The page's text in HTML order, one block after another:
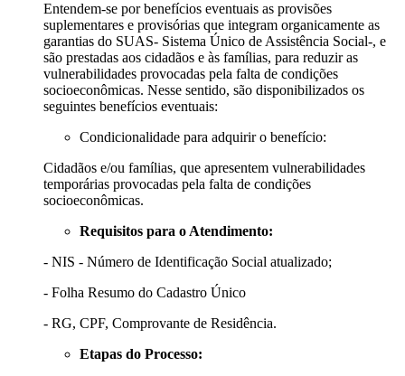
Entendem-se por benefícios eventuais as provisões
suplementares e provisórias que integram organicamente as
garantias do SUAS- Sistema Único de Assistência Social-, e
são prestadas aos cidadãos e às famílias, para reduzir as
vulnerabilidades provocadas pela falta de condições
socioeconômicas. Nesse sentido, são disponibilizados os
seguintes benefícios eventuais:
Condicionalidade para adquirir o benefício:
Cidadãos e/ou famílias, que apresentem vulnerabilidades
temporárias provocadas pela falta de condições
socioeconômicas.
Requisitos para o Atendimento:
- NIS - Número de Identificação Social atualizado;
- Folha Resumo do Cadastro Único
- RG, CPF, Comprovante de Residência.
Etapas do Processo: